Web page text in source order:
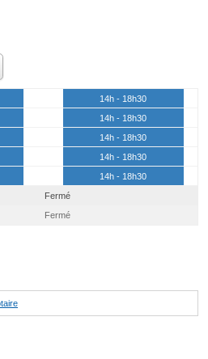
14h - 18h30
14h - 18h30
14h - 18h30
14h - 18h30
14h - 18h30
Fermé
Fermé